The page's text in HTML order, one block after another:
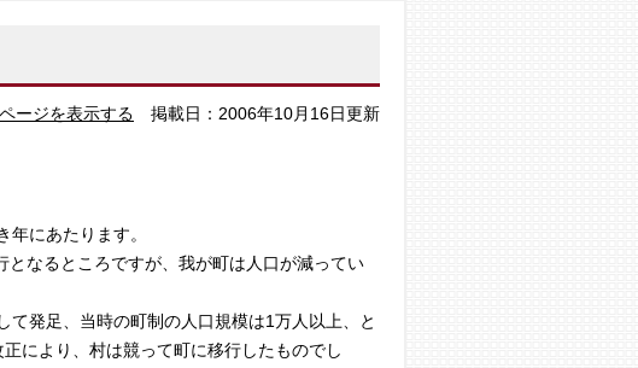
ージを表示する 掲載日：2006年10月16日更新
にあたります。
なるところですが、我が町は人口が減ってい
発足、当時の町制の人口規模は1万人以上、と
により、村は競って町に移行したものでし